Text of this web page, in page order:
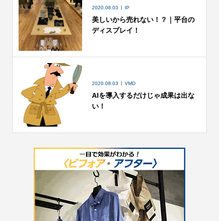
2020.08.03 IP
美しいから売れない！？｜平台の
ディスプレイ！
2020.08.03 VMD
AIを導入するだけじゃ成果は出な
い！